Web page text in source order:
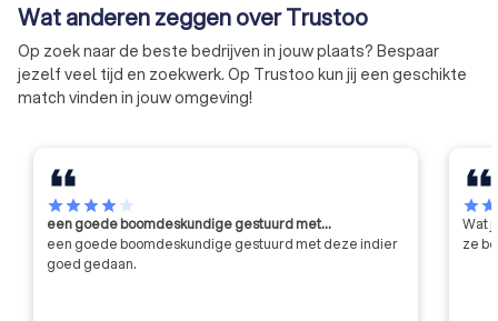
verrichten, zijn aangesloten. Maar
ook groothandelsbedrijven in
meubelen en fabrikanten van
grafkisten, scheidingswanden,
stellingen, deuren,
aansluiten bij CBM. Al deze leden
worden vertegenwoordigd in het
bestuur. Het bestuur telt elf
leden waarvan drie ook zijn
vertegenwoordigd in het
Wat anderen zeggen over Trustoo
Op zoek naar de beste bedrijven in jouw plaats? Bespaar
jezelf veel tijd en zoekwerk. Op Trustoo kun jij een geschikte
match vinden in jouw omgeving!
starstarstarstarstar
een goede boomdeskundige gestuurd met…
een goede boomdeskundige gestuurd met deze indier
goed gedaan.
starstar
Wat
ze